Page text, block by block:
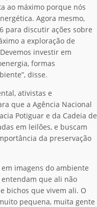
ao máximo porque nós
Agora mesmo,
para discutir ações sobre
a exploração de
investir em
formas
disse.
ativistas e
que a Agência Nacional
Potiguar e da Cadeia de
em leilões, e buscam
da preservação
imagens do ambiente
que ali não
bichos que vivem ali. O
pequena, muita gente